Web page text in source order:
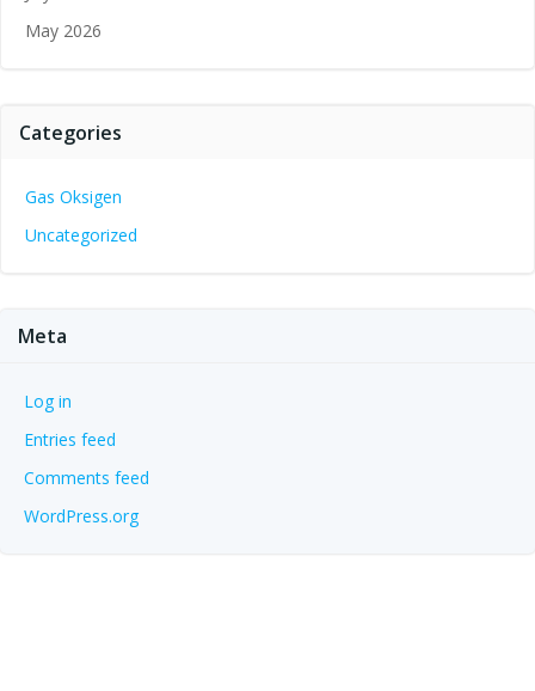
May 2026
Categories
Gas Oksigen
Uncategorized
Meta
Log in
Entries feed
Comments feed
WordPress.org